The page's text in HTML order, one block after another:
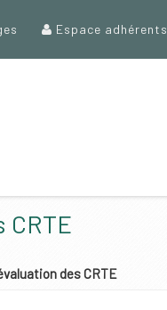
Espace adhérents
CRTE
des CRTE